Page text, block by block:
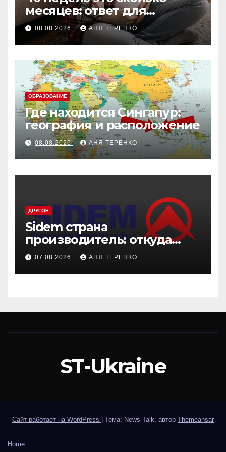
месяцев: ответ для
беременных и не только
08.08.2026 АНЯ ТЕРЕНКО
ОБРАЗОВАНИЕ
Где находится Сингапур:
география и расположение
08.08.2026 АНЯ ТЕРЕНКО
ДРУГОЕ
Sidem страна
производитель: откуда
родом эти детали
07.08.2026 АНЯ ТЕРЕНКО
ST-Ukraine
Сайт работает на WordPress Тема: News Talk, автор Themeansar
Home